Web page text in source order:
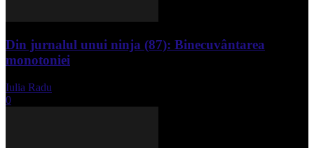
Din jurnalul unui ninja (87): Binecuvântarea
monotoniei
Iulia Radu
0